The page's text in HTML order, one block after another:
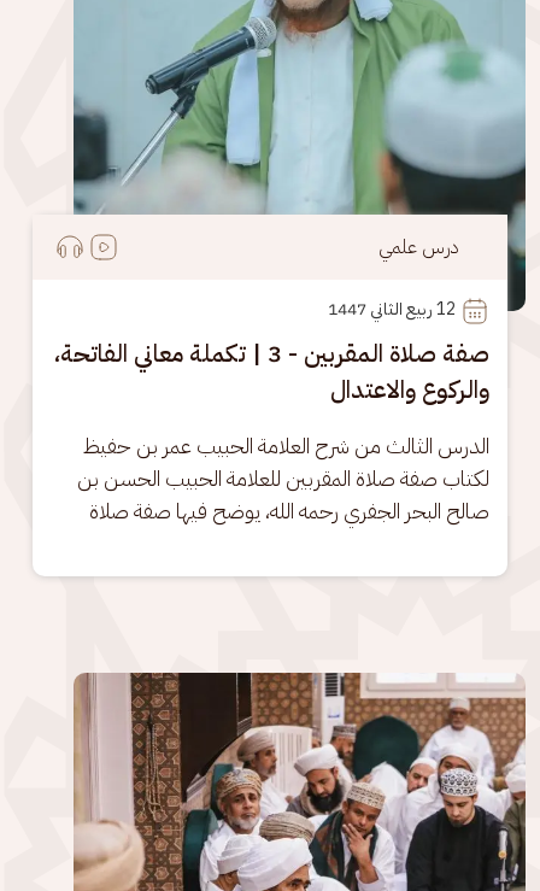
درس علمي
12 ربيع الثاني 1447
صفة صلاة المقربين - 3 | تكملة معاني الفاتحة،
والركوع والاعتدال
الدرس الثالث من شرح العلامة الحبيب عمر بن حفيظ
لكتاب صفة صلاة المقربين للعلامة الحبيب الحسن بن
صالح البحر الجفري رحمه الله، يوضح فيها صفة صلاة
الصورة